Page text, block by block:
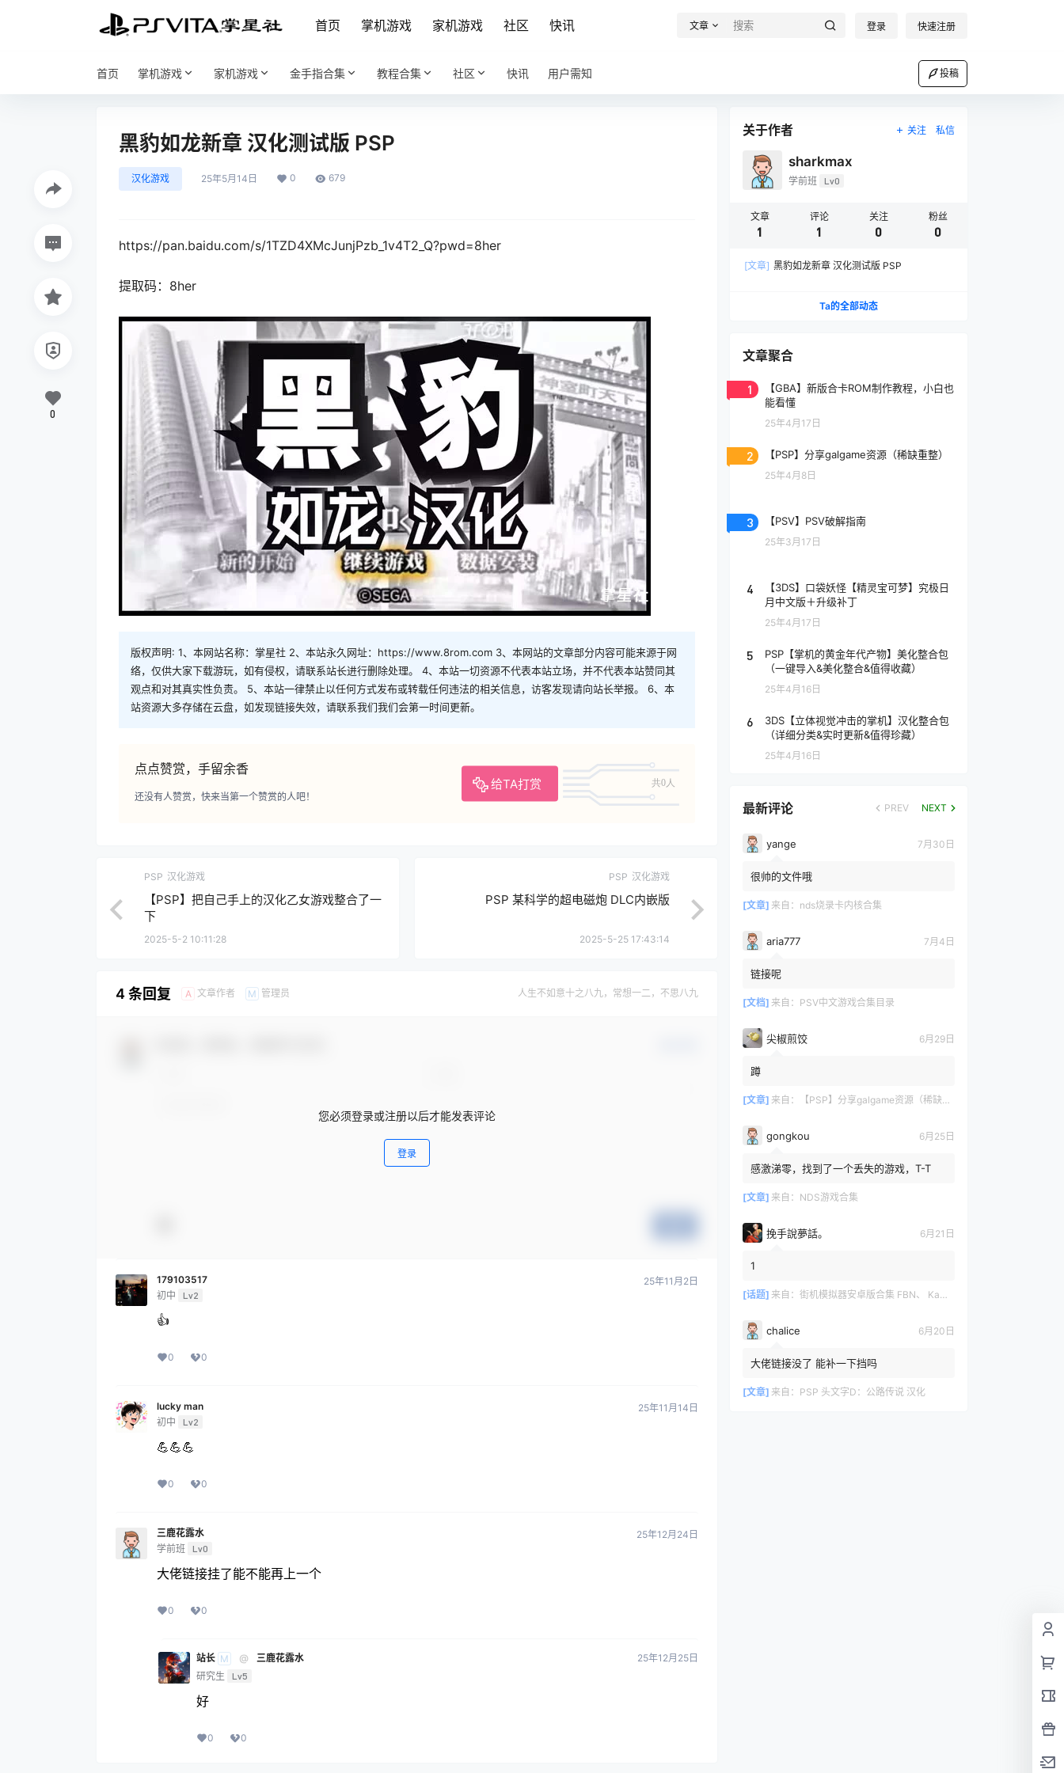
首页 掌机游戏 家机游戏 社区 快讯 文章 登录 快速注册
首页 掌机游戏 家机游戏 金手指合集 教程合集 社区 快讯 用户需知 投稿
黑豹如龙新章 汉化测试版 PSP
汉化游戏 25年5月14日 0 679
https://pan.baidu.com/s/1TZD4XMcJunjPzb_1v4T2_Q?pwd=8her
提取码：8her
版权声明: 1、本网站名称：掌星社 2、本站永久网址：https://www.8rom.com 3、本网站的文章部分内容可能来源于网
络，仅供大家下载游玩，如有侵权，请联系站长进行删除处理。 4、本站一切资源不代表本站立场，并不代表本站赞同其
观点和对其真实性负责。 5、本站一律禁止以任何方式发布或转载任何违法的相关信息，访客发现请向站长举报。 6、本
站资源大多存储在云盘，如发现链接失效，请联系我们我们会第一时间更新。
点点赞赏，手留余香
给TA打赏 共0人
还没有人赞赏，快来当第一个赞赏的人吧！
0
PSP 汉化游戏
【PSP】把自己手上的汉化乙女游戏整合了一
下
2025-5-2 10:11:28
PSP 汉化游戏
PSP 某科学的超电磁炮 DLC内嵌版
2025-5-25 17:43:14
4 条回复 A 文章作者 M 管理员 人生不如意十之八九，常想一二，不思八九
您必须登录或注册以后才能发表评论
登录
179103517
初中
Lv2
25年11月2日
👍
0 0
lucky man
初中
Lv2
25年11月14日
💪💪💪
0 0
三鹿花露水
学前班 Lv0
25年12月24日
大佬链接挂了能不能再上一个
0 0
站长 M @
三鹿花露水
研究生
Lv5
25年12月25日
好
0 0
关于作者 关注 私信
sharkmax
学前班 Lv0
文章
1
评论
1
关注
0
粉丝
0
[文章] 黑豹如龙新章 汉化测试版 PSP
Ta的全部动态
文章聚合
1
【GBA】新版合卡ROM制作教程，小白也
能看懂
25年4月17日
2 【PSP】分享galgame资源（稀缺重整）
25年4月8日
3 【PSV】PSV破解指南
25年3月17日
4
【3DS】口袋妖怪【精灵宝可梦】究极日
月中文版＋升级补丁
25年4月17日
5
PSP【掌机的黄金年代产物】美化整合包
（一键导入&美化整合&值得收藏）
25年4月16日
6
3DS【立体视觉冲击的掌机】汉化整合包
（详细分类&实时更新&值得珍藏）
25年4月16日
最新评论 PREV NEXT
yange 7月30日
很帅的文件哦
[文章] 来自： nds烧录卡内核合集
aria777 7月4日
链接呢
[文档] 来自： PSV中文游戏合集目录
尖椒煎饺 6月29日
蹲
[文章] 来自： 【PSP】分享galgame资源（稀缺重整）
gongkou 6月25日
感激涕零，找到了一个丢失的游戏，T-T
[文章] 来自： NDS游戏合集
挽手說夢話。 6月21日
1
[话题] 来自： 街机模拟器安卓版合集 FBN、 Kawaks、MAME4droid、嘻嘻哈哈、NEO、NGP.emu
chalice 6月20日
大佬链接没了 能补一下挡吗
[文章] 来自： PSP 头文字D：公路传说 汉化